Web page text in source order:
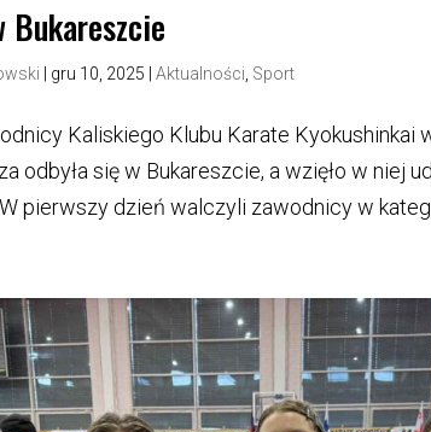
Bukareszcie
gru 10, 2025 |Aktualności Sport
Kaliskiego Klubu Karate Kyokushinkai
odbyła się w Bukareszcie, a wzięło w niej
pierwszy dzień walczyli zawodnicy w